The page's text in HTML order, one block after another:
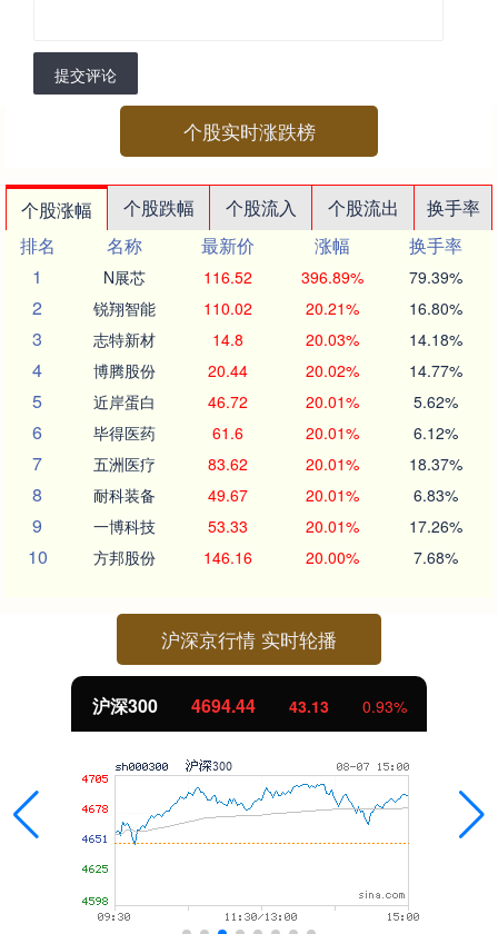
提交评论
个股实时涨跌榜
个股涨幅 个股跌幅 个股流入 个股流出
换手率
排名
名称 最新价 涨幅
换手率
1
N展芯 116.52 396.89% 79.39%
2 锐翔智能 110.02 20.21% 16.80%
3 志特新材 14.8 20.03% 14.18%
4 博腾股份 20.44 20.02% 14.77%
5 近岸蛋白 46.72 20.01% 5.62%
6 毕得医药 61.6 20.01% 6.12%
7 五洲医疗 83.62 20.01% 18.37%
8 耐科装备 49.67 20.01% 6.83%
9 一博科技 53.33 20.01% 17.26%
10 方邦股份 146.16 20.00% 7.68%
沪深京行情 实时轮播
沪深300 4694.44 43.13 0.93%